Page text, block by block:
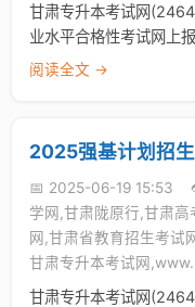
甘肃专升本考试网
业水平合格性考试网上
阅读全文 →
2025强基计划招
📅 2025-06-19 15:53
学网,甘肃陇原行,甘肃
网,甘肃省教育招生考试
甘肃专升本考试网
甘肃专升本考试网